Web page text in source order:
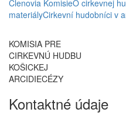
Členovia KomisieO cirkevnej
materiályCirkevní hudobníci v
KOMISIA PRE
CIRKEVNÚ HUDBU
KOŠICKEJ
ARCIDIECÉZY
Kontaktné údaje